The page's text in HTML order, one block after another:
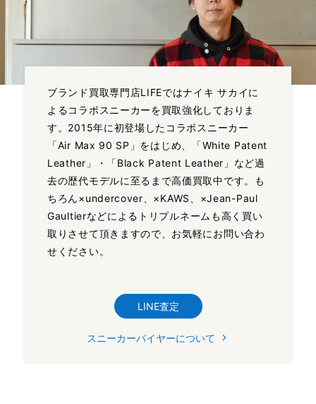
ブランド買取専門店LIFEではナイキ サカイに
よるコラボスニーカーを買取強化しておりま
す。2015年に初登場したコラボスニーカー
「Air Max 90 SP」をはじめ、「White Patent
Leather」・「Black Patent Leather」など過
去の歴代モデルに至るまで高価買取中です。も
ちろん×undercover、×KAWS、×Jean-Paul
Gaultierなどによるトリプルネームも高く買い
取りさせて頂きますので、お気軽にお問い合わ
せください。
LINE査定
スニーカーバイヤーについて